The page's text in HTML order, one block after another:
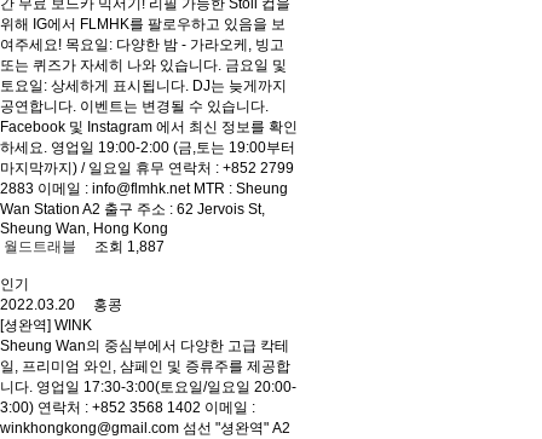
간 무료 보드카 믹서기! 리필 가능한 Stoli 컵을
위해 IG에서 FLMHK를 팔로우하고 있음을 보
여주세요! 목요일: 다양한 밤 - 가라오케, 빙고
또는 퀴즈가 자세히 나와 있습니다. 금요일 및
토요일: 상세하게 표시됩니다. DJ는 늦게까지
공연합니다. 이벤트는 변경될 수 있습니다.
Facebook 및 Instagram 에서 최신 정보를 확인
하세요. 영업일 19:00-2:00 (금,토는 19:00부터
마지막까지) / 일요일 휴무 연락처 : +852 2799
2883 이메일 : info@flmhk.net MTR : Sheung
Wan Station A2 출구 주소 : 62 Jervois St,
Sheung Wan, Hong Kong
월드트래블
조회 1,887
인기
2022.03.20 홍콩
[셩완역] WINK
Sheung Wan의 중심부에서 다양한 고급 칵테
일, 프리미엄 와인, 샴페인 및 증류주를 제공합
니다. 영업일 17:30-3:00(토요일/일요일 20:00-
3:00) 연락처 : +852 3568 1402 이메일 :
winkhongkong@gmail.com 섬선 "셩완역" A2